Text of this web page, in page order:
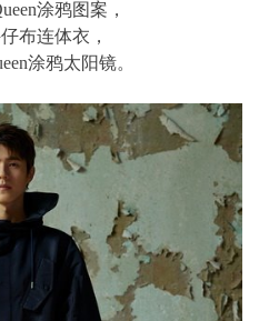
涂鸦图案，
布连体衣，
涂鸦太阳镜。